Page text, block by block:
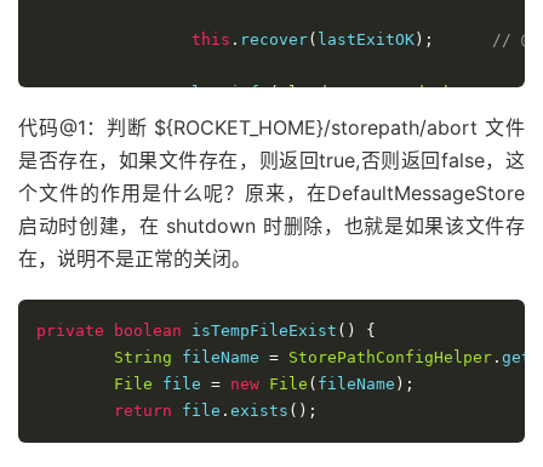
this . recover( lastExitOK ); // @7
                log
.info("load over, and the max
}
}
catch Exception e
            log
. error ( "load exception", e);
            result
= false ;
}
shutdown
}
return result;
代码@1：判断 ${ROCKET_HOME}/storepath/abort 文件
是否存在，如果文件存在，则返回true,否则返回false，这
个文件的作用是什么呢？原来，在DefaultMessageStore
启动时创建，在 shutdown 时删除，也就是如果该文件存
在，说明不是正常的关闭。
private boolean isTempFileExist ()
{
String fileName = StorePathConfigHelper .
File file = new File ( fileName );
return file . exists ();